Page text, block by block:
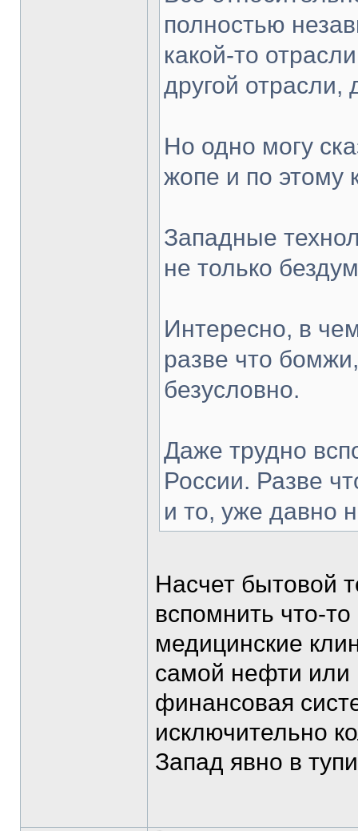
полностью
какой-то
другой отрасли,
Но одно могу
жопе и по этому
Западные
не только
Интересно, в
разве что
безусловно.
Даже трудно
России. Разве
и то, уже давно
Насчет бытовой
вспомнить что-
медицинские
самой нефти или
финансовая
исключительно
Запад явно в